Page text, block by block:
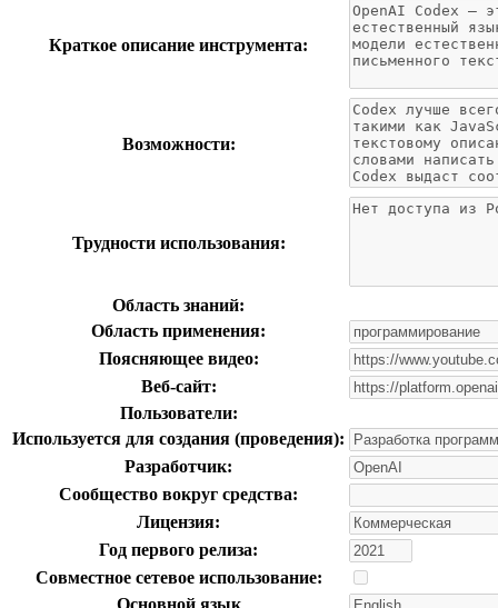
Краткое описание инструмента:
Возможности:
Трудности использования:
Область знаний:
Область применения:
Поясняющее видео:
Веб-сайт:
Пользователи:
Используется для создания (проведения):
Разработчик:
Сообщество вокруг средства:
Лицензия:
Год первого релиза:
Совместное сетевое использование: